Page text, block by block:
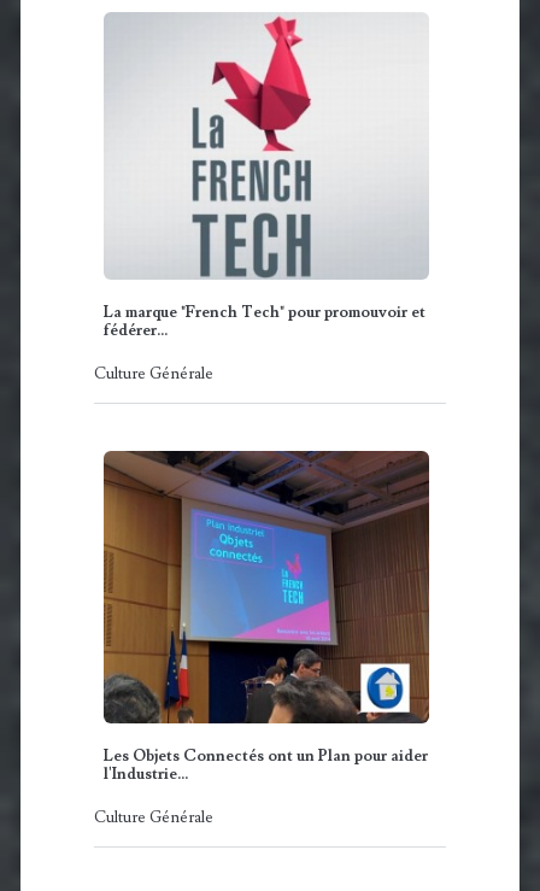
La marque "French Tech" pour promouvoir et
fédérer…
Culture Générale
Les Objets Connectés ont un Plan pour aider
l'Industrie...
Culture Générale